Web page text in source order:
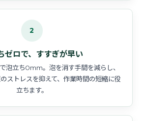
2
ゼロで、すすぎが早い
泡立ち0mm。泡を消す手間を減らし、
ストレスを抑えて、作業時間の短縮に役
立ちます。